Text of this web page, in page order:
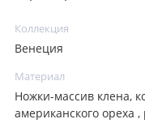
Коллекция
Венеция
Материал
Ножки-массив клена,
американского ореха